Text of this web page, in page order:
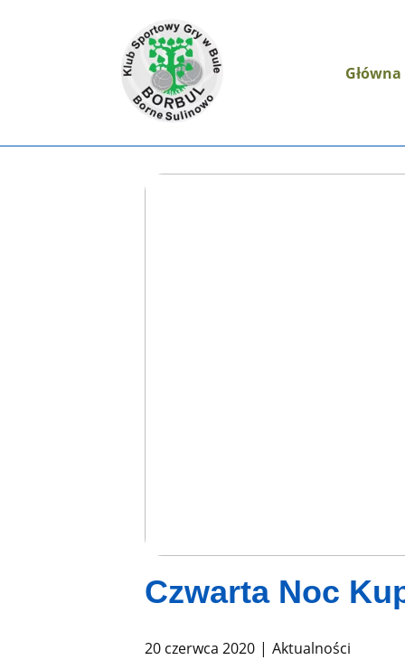
Główna
Czwarta Noc
20 czerwca 2020 Aktualności